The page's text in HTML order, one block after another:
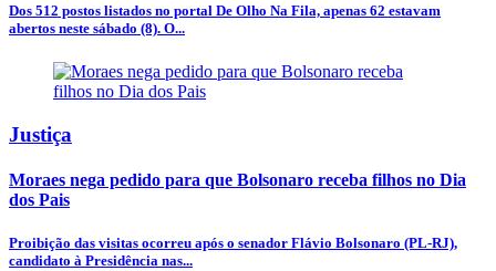
Dos 512 postos listados no portal De Olho Na Fila, apenas 62 estavam
abertos neste sábado (8). O...
Justiça
Moraes nega pedido para que Bolsonaro receba filhos no Dia
dos Pais
Proibição das visitas ocorreu após o senador Flávio Bolsonaro (PL-RJ),
candidato à Presidência nas...